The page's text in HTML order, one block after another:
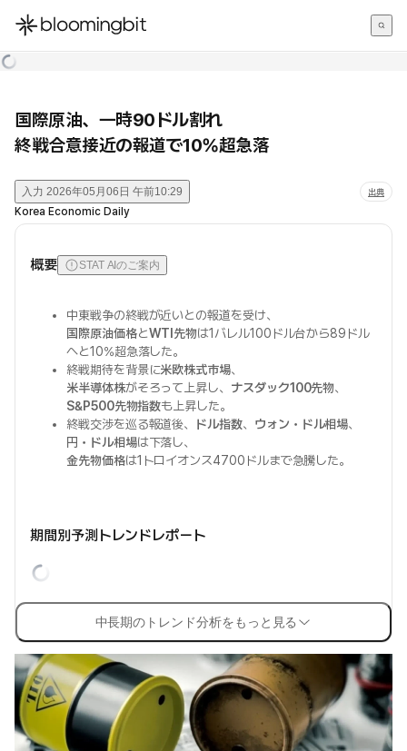
한국어
国際原油、一時90ドル割れ
終戦合意接近の報道で10%超急落
入力 2026年05月06日 午前10:29 出典
Korea Economic Daily
概要 STAT AIのご案内
中東戦争の終戦が近いとの報道を受け、
国際原油価格とWTI先物は1バレル100ドル台から89ドル
へと10%超急落した。
終戦期待を背景に米欧株式市場、
米半導体株がそろって上昇し、 ナスダック100先物、
S&P500先物指数も上昇した。
終戦交渉を巡る報道後、
ドル指数、 ウォン・ドル相場、
円・ドル相場は下落し、
金先物価格は1トロイオンス4700ドルまで急騰した。
期間別予測トレンドレポート
中長期のトレンド分析をもっと見る